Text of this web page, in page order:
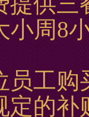
小周8
员工购
定的补